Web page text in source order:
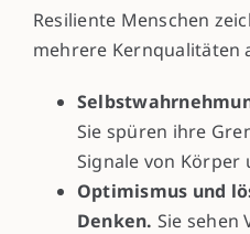
Resiliente Menschen
mehrere Kernqualitäten
Sie spüren ihre
Signale von Körper
Optimismus und
Denken. Sie sehen